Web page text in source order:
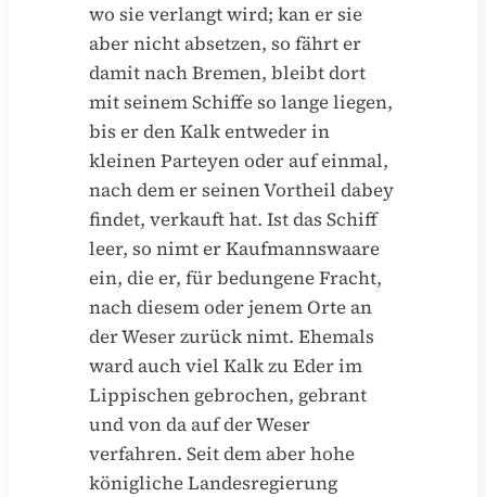
wo sie verlangt wird; kan er sie
aber nicht absetzen, so fährt er
damit nach Bremen, bleibt dort
mit seinem Schiffe so lange liegen,
bis er den Kalk entweder in
kleinen Parteyen oder auf einmal,
nach dem er seinen Vortheil dabey
findet, verkauft hat. Ist das Schiff
leer, so nimt er Kaufmannswaare
ein, die er, für bedungene Fracht,
nach diesem oder jenem Orte an
der Weser zurück nimt. Ehemals
ward auch viel Kalk zu Eder im
Lippischen gebrochen, gebrant
und von da auf der Weser
verfahren. Seit dem aber hohe
königliche Landesregierung